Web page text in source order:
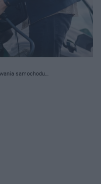
samochodu
elektryków